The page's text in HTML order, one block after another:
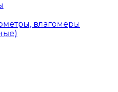
влагомеры